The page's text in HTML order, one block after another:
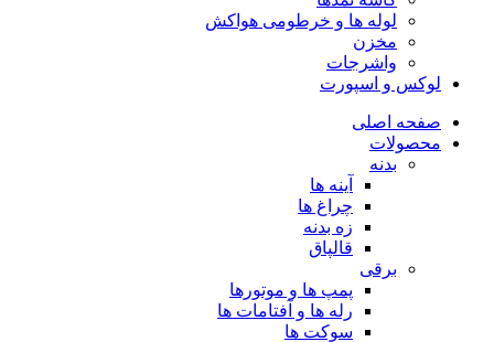
لوله ها و خرطومی هواکش
مخزن
واشرجات
لوکس و اسپورت
صفحه اصلی
محصولات
بدنه
آینه ها
چراغ ها
زه بدنه
قالپاق
برقی
پمپ ها و موتورها
رله ها و آفتامات ها
سوکت ها